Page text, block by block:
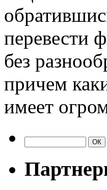
перевести
без
причем
имеет